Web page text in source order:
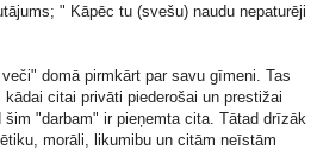
" Kāpēc tu (svešu) naudu nepaturēji
domā pirmkārt par savu gīmeni. Tas
citai privāti piederošai un prestižai
"darbam" ir pieņemta cita. Tātad drīzāk
morāli, likumibu un citām neīstām